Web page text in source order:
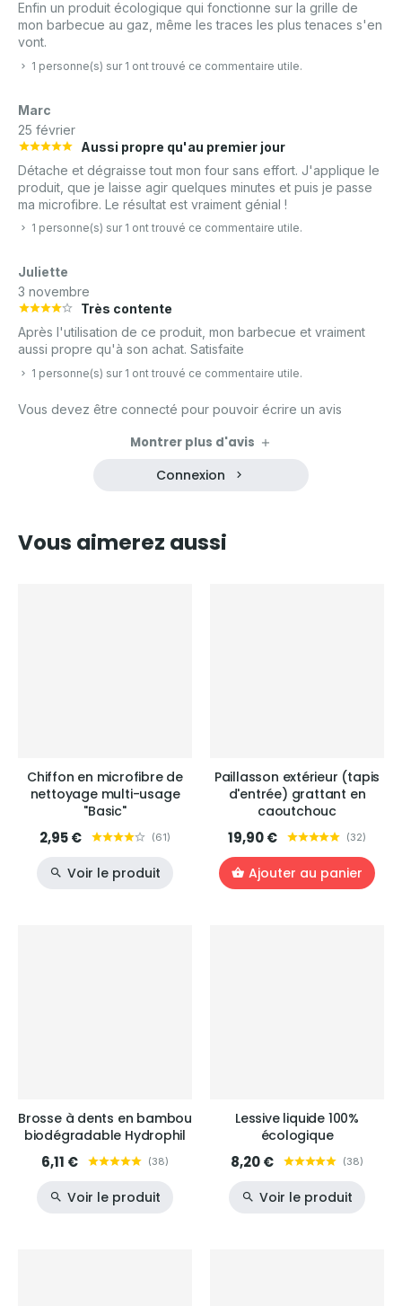
Enfin un produit écologique qui fonctionne sur la grille de
mon barbecue au gaz, même les traces les plus tenaces s'en
vont.
1 personne(s) sur 1 ont trouvé ce commentaire utile.
Marc
25 février
Aussi propre qu'au premier jour
Détache et dégraisse tout mon four sans effort. J'applique le
produit, que je laisse agir quelques minutes et puis je passe
ma microfibre. Le résultat est vraiment génial !
1 personne(s) sur 1 ont trouvé ce commentaire utile.
Juliette
3 novembre
Très contente
Après l'utilisation de ce produit, mon barbecue et vraiment
aussi propre qu'à son achat. Satisfaite
1 personne(s) sur 1 ont trouvé ce commentaire utile.
Vous devez être connecté pour pouvoir écrire un avis
Montrer plus d'avis
Connexion
Vous aimerez aussi
Chiffon en microfibre de
nettoyage multi-usage
"Basic"
2,95 € (61)
Voir le produit
Paillasson extérieur (tapis
d'entrée) grattant en
caoutchouc
19,90 € (32)
Ajouter au panier
Brosse à dents en bambou
biodégradable Hydrophil
6,11 € (38)
Voir le produit
Lessive liquide 100%
écologique
8,20 € (38)
Voir le produit